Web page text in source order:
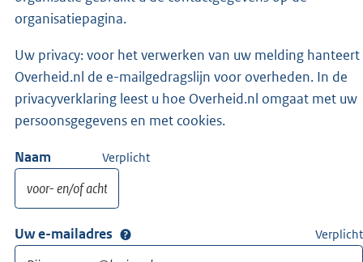
organisatiepagina.
Uw privacy: voor het verwerken van uw melding hanteert
Overheid.nl de e-mailgedragslijn voor overheden. In de
privacyverklaring leest u hoe Overheid.nl omgaat met uw
persoonsgegevens en met cookies.
Naam Verplicht
Uw e-mailadres Verplicht